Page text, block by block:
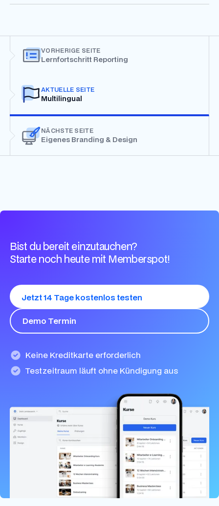
VORHERIGE SEITE
Lernfortschritt Reporting
AKTUELLE SEITE
Multilingual
NÄCHSTE SEITE
Eigenes Branding & Design
Bist du bereit einzutauchen?
Starte noch heute mit Memberspot!
Jetzt 14 Tage kostenlos testen
Demo Termin
Keine Kreditkarte erforderlich
Testzeitraum läuft ohne Kündigung aus